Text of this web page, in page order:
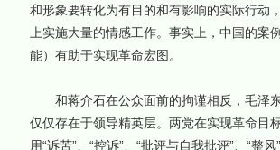
和形象要转化为有目的和有影响的实际行动
上实施大量的情感工作。事实上，中国的
能）有助于实现革命宏图。
和蒋介石在公众面前的拘谨相反，毛泽东
仅仅存在于领导精英层。两党在实现革命目
用“诉苦”、“控诉”、“批评与自我批评”、“